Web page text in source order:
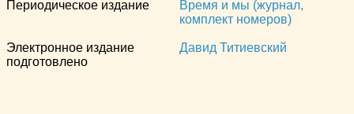
Периодическое издание
Время и мы (журнал,
комплект номеров)
Электронное издание
подготовлено
Давид Титиевский